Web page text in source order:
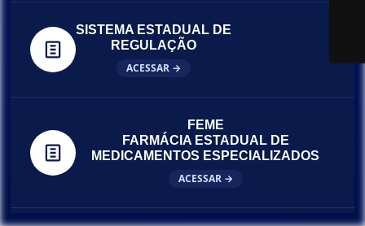
SISTEMA ESTADUAL DE
REGULAÇÃO
ACESSAR →
FEME
FARMÁCIA ESTADUAL DE
MEDICAMENTOS ESPECIALIZADOS
ACESSAR →